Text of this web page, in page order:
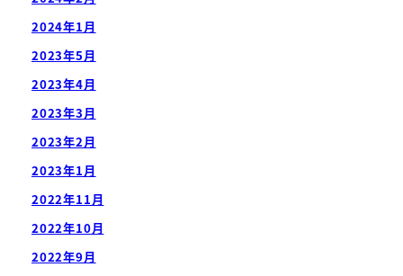
2024年1月
2023年5月
2023年4月
2023年3月
2023年2月
2023年1月
2022年11月
2022年10月
2022年9月